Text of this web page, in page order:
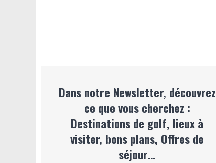
Dans notre Newsletter, découvrez
ce que vous cherchez :
Destinations de golf, lieux à
visiter, bons plans, Offres de
séjour…